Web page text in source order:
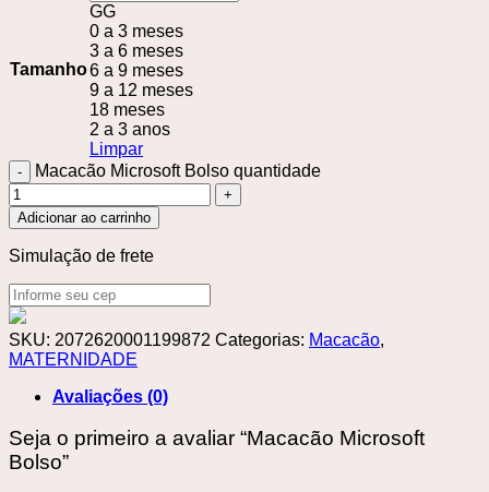
Tamanho
GG
0 a 3 meses
3 a 6 meses
6 a 9 meses
9 a 12 meses
18 meses
2 a 3 anos
Limpar
Macacão Microsoft Bolso quantidade
Adicionar ao carrinho
Simulação de frete
SKU: 2072620001199872 Categorias: Macacão,
MATERNIDADE
Avaliações (0)
Seja o primeiro a avaliar “Macacão Microsoft
Bolso”